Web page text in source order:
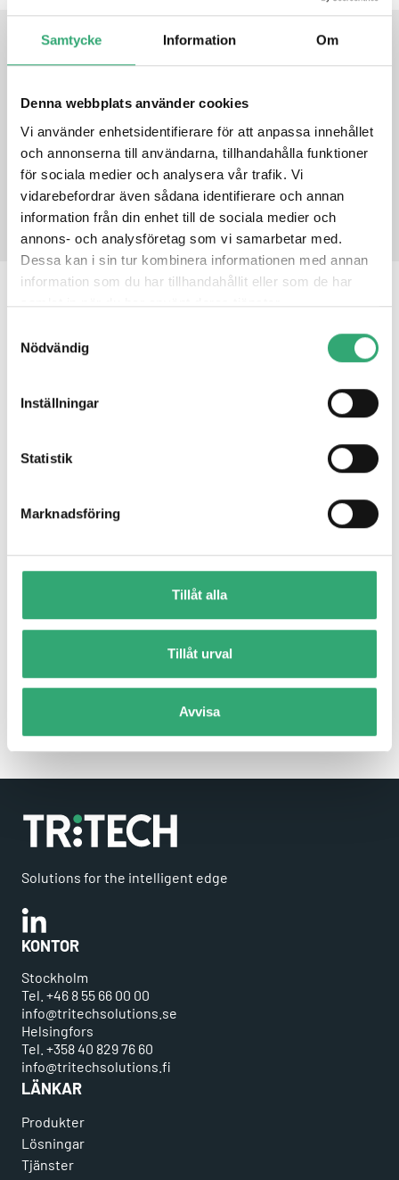
Samtycke Information Om
Denna webbplats använder cookies
Vi använder enhetsidentifierare för att anpassa innehållet
och annonserna till användarna, tillhandahålla funktioner
för sociala medier och analysera vår trafik. Vi
vidarebefordrar även sådana identifierare och annan
information från din enhet till de sociala medier och
annons- och analysföretag som vi samarbetar med.
Dessa kan i sin tur kombinera informationen med annan
information som du har tillhandahållit eller som de har
samlat in när du har använt deras tjänster.
Nödvändig
Inställningar
Statistik
Marknadsföring
Tillåt alla
Tillåt urval
Avvisa
DATASHEET
PRODUCT DATASHEET
PRODUCT INQUIRY
RELATED PRODUCTS
Tritech partners with AMT for touchscreens, displays and
open frame monitors for demanding...
Read more
Solutions for the intelligent edge
Linkedin
KONTOR
Stockholm
Tel. +46 8 55 66 00 00
info@tritechsolutions.se
Helsingfors
Tel. +358 40 829 76 60
info@tritechsolutions.fi
LÄNKAR
Produkter
Lösningar
Tjänster